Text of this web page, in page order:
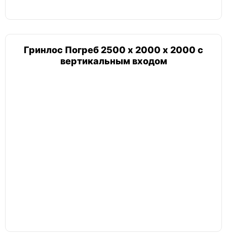
Гринлос Погреб 2500 х 2000 х 2000 с
вертикальным входом